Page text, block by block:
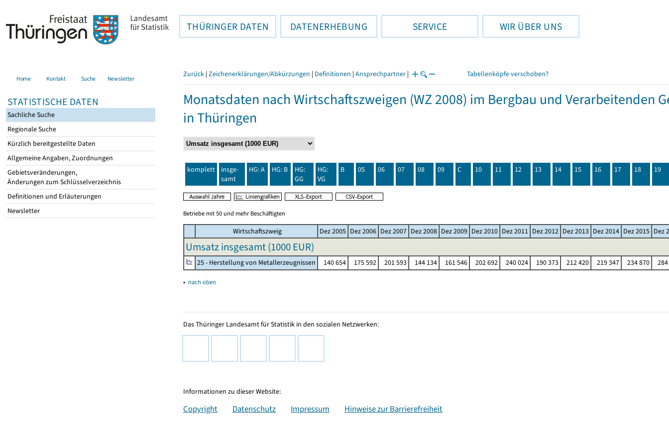
THÜRINGER DATEN DATENERHEBUNG SERVICE WIR ÜBER UNS
Home Kontakt Suche Newsletter
STATISTISCHE DATEN
Sachliche Suche
Regionale Suche
Kürzlich bereitgestellte Daten
Allgemeine Angaben, Zuordnungen
Gebietsveränderungen,
Änderungen zum Schlüsselverzeichnis
Definitionen und Erläuterungen
Newsletter
Zurück | Zeichenerklärungen/Abkürzungen | Definitionen | Ansprechpartner | Tabellenköpfe verschoben?
Monatsdaten nach Wirtschaftszweigen (WZ 2008) im Bergbau und Verarbeitenden
in Thüringen
komplett
insge-
samt
HG: A HG: B
HG:
GG
HG:
VG
B 05 06 07 08 09 C 10 11 12 13 14 15 16 17 18 19
Betriebe mit 50 und mehr Beschäftigten
Wirtschaftszweig Dez 2005 Dez 2006 Dez 2007 Dez 2008 Dez 2009 Dez 2010 Dez 2011 Dez 2012 Dez 2013 Dez 2014 Dez 2015 Dez
Umsatz insgesamt (1000 EUR)
25 - Herstellung von Metallerzeugnissen 140 654 175 592 201 593 144 134 161 546 202 692 240 024 190 373 212 420 219 347 234 870
▴ nach oben
Das Thüringer Landesamt für Statistik in den sozialen Netzwerken:
Informationen zu dieser Website:
Copyright Datenschutz Impressum Hinweise zur Barrierefreiheit